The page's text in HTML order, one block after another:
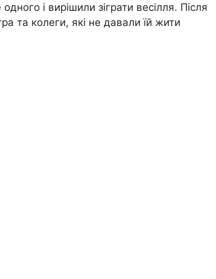
і вирішили зіграти весілля. Після
та колеги, які не давали їй жити